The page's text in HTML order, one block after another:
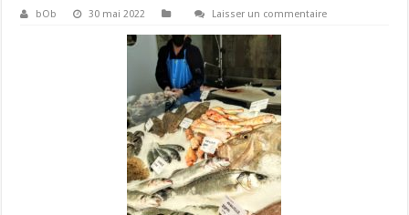
bOb 30 mai 2022 Laisser un commentaire